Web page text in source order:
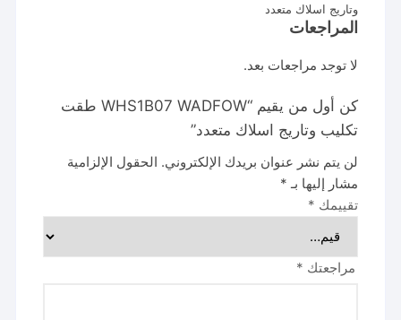
وتاريج اسلاك متعدد
المراجعات
لا توجد مراجعات بعد.
كن أول من يقيم “WHS1B07 WADFOW طقت
تكليب وتاريج اسلاك متعدد”
لن يتم نشر عنوان بريدك الإلكتروني. الحقول الإلزامية
مشار إليها بـ *
تقييمك *
مراجعتك *